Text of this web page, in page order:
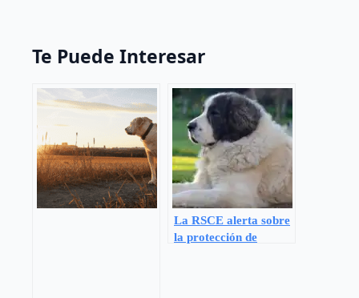
Te Puede Interesar
La RSCE alerta sobre
la protección de